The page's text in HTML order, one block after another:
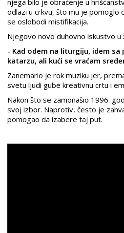
njega bilo je obraćenje u
odlazi u crkvu, što mu je pomoglo
se oslobodi mistifikacija.
Njegovo novo duhovno iskustvo u
- Kad odem na liturgiju, idem
katarzu, ali kući se vraćam
Zanemario je rok muziku jer,
svetu ljudi gube kreativnu crtu i
Nakon što se zamonašio 1996.
svoj izbor. Naprotiv, često je
pomogao da izabere taj put.